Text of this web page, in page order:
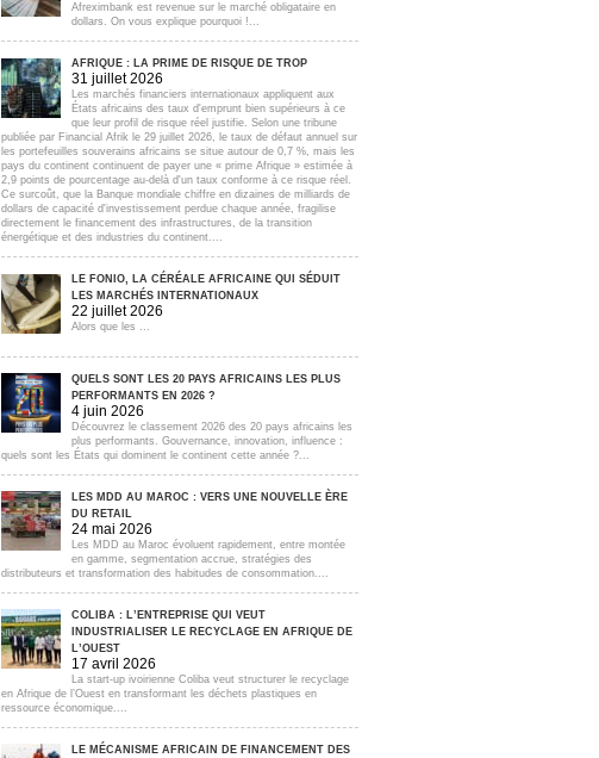
Afreximbank est revenue sur le marché obligataire en
dollars. On vous explique pourquoi !...
AFRIQUE : LA PRIME DE RISQUE DE TROP
31 juillet 2026
Les marchés financiers internationaux appliquent aux
États africains des taux d'emprunt bien supérieurs à ce
que leur profil de risque réel justifie. Selon une tribune
publiée par Financial Afrik le 29 juillet 2026, le taux de défaut annuel sur
les portefeuilles souverains africains se situe autour de 0,7 %, mais les
pays du continent continuent de payer une « prime Afrique » estimée à
2,9 points de pourcentage au-delà d'un taux conforme à ce risque réel.
Ce surcoût, que la Banque mondiale chiffre en dizaines de milliards de
dollars de capacité d'investissement perdue chaque année, fragilise
directement le financement des infrastructures, de la transition
énergétique et des industries du continent....
LE FONIO, LA CÉRÉALE AFRICAINE QUI SÉDUIT
LES MARCHÉS INTERNATIONAUX
22 juillet 2026
Alors que les ...
QUELS SONT LES 20 PAYS AFRICAINS LES PLUS
PERFORMANTS EN 2026 ?
4 juin 2026
Découvrez le classement 2026 des 20 pays africains les
plus performants. Gouvernance, innovation, influence :
quels sont les États qui dominent le continent cette année ?...
LES MDD AU MAROC : VERS UNE NOUVELLE ÈRE
DU RETAIL
24 mai 2026
Les MDD au Maroc évoluent rapidement, entre montée
en gamme, segmentation accrue, stratégies des
distributeurs et transformation des habitudes de consommation....
COLIBA : L’ENTREPRISE QUI VEUT
INDUSTRIALISER LE RECYCLAGE EN AFRIQUE DE
L’OUEST
17 avril 2026
La start-up ivoirienne Coliba veut structurer le recyclage
en Afrique de l’Ouest en transformant les déchets plastiques en
ressource économique....
LE MÉCANISME AFRICAIN DE FINANCEMENT DES